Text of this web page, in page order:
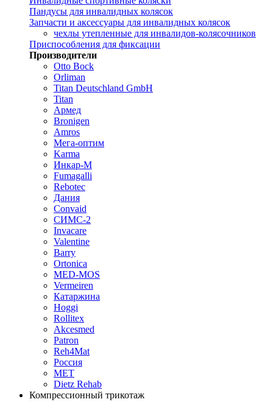
Пандусы для инвалидных колясок
Запчасти и аксессуары для инвалидных колясок
чехлы утепленные для инвалидов-колясочников
Приспособления для фиксации
Производители
Otto Bock
Orliman
Titan Deutschland GmbH
Titan
Армед
Bronigen
Amros
Мега-оптим
Karma
Инкар-М
Fumagalli
Rebotec
Дания
Convaid
СИМС-2
Invacare
Valentine
Barry
Ortonica
MED-MOS
Vermeiren
Катаржина
Hoggi
Rollitex
Akcesmed
Patron
Reh4Mat
Россия
МЕТ
Dietz Rehab
Компрессионный трикотаж